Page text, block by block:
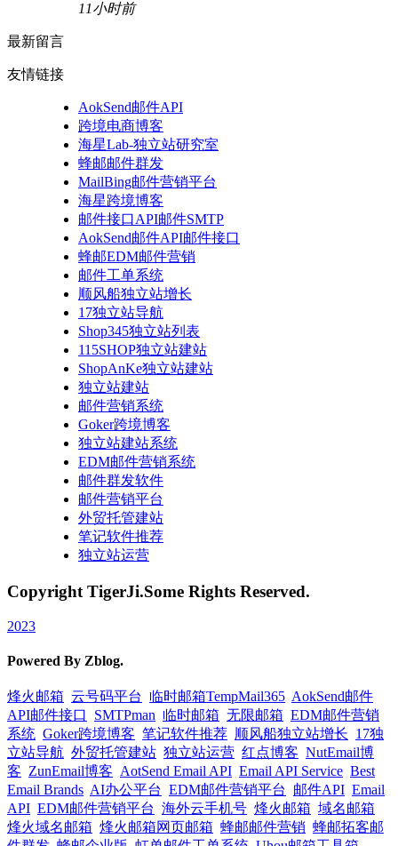
11小时前
最新留言
友情链接
AokSend邮件API
跨境电商博客
海星Lab-独立站研究室
蜂邮邮件群发
MailBing邮件营销平台
海星跨境博客
邮件接口API邮件SMTP
AokSend邮件API邮件接口
蜂邮EDM邮件营销
邮件工单系统
顺风船独立站增长
17独立站导航
Shop345独立站列表
115SHOP独立站建站
ShopAnKe独立站建站
独立站建站
邮件营销系统
Goker跨境博客
独立站建站系统
EDM邮件营销系统
邮件群发软件
邮件营销平台
外贸托管建站
笔记软件推荐
独立站运营
Copyright TigerJi.Some Rights Reserved.
2023
Powered By Zblog.
烽火邮箱 云号码平台 临时邮箱TempMail365 AokSend邮件
API邮件接口
SMTPman 临时邮箱 无限邮箱 EDM邮件营销
系统 Goker跨境博客 笔记软件推荐 顺风船独立站增长 17独
立站导航 外贸托管建站 独立站运营 红点博客 NutEmail博
客 ZunEmail博客 AotSend Email API Email API Service Best
Email Brands AI办公平台 EDM邮件营销平台 邮件API Email
API EDM邮件营销平台 海外云手机号 烽火邮箱 域名邮箱
烽火域名邮箱 烽火邮箱网页邮箱 蜂邮邮件营销 蜂邮拓客邮